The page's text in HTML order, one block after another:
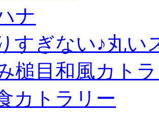
ナ
すぎない♪丸い
槌目和風カト
カトラリー